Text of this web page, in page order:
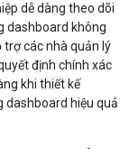
dễ dàng theo dõi
dashboard không
trợ các nhà quản lý
định chính xác
khi thiết kế
dashboard hiệu quả